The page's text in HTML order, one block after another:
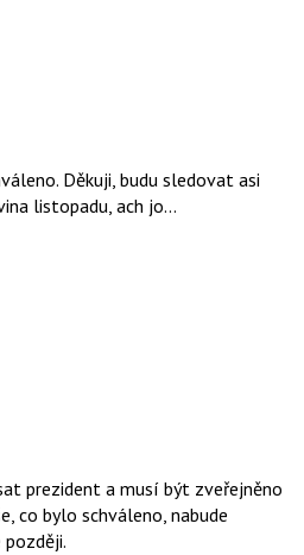
Děkuji, budu sledovat asi
listopadu, ach jo...
prezident a musí být zveřejněno
co bylo schváleno, nabude